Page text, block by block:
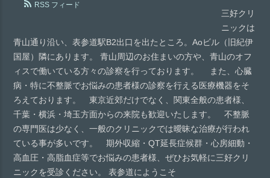
RSS フィード
三好クリ
ニックは
青山通り沿い、表参道駅B2出口を出たところ。Aoビル（旧紀伊
国屋）隣にあります。 青山周辺のお住まいの方や、青山のオフ
ィスで働いている方々の診察を行っております。 また、心臓
病・特に不整脈でお悩みの患者様の診察を行える医療機器をそ
ろえております。 東京近郊だけでなく、関東全般の患者様、
千葉・横浜・埼玉方面からの来院も歓迎いたします。 不整脈
の専門医は少なく、一般のクリニックでは曖昧な治療が行われ
ている事が多いです。 期外収縮・QT延長症候群・心房細動・
高血圧・高脂血症等でお悩みの患者様、ぜひお気軽に三好クリ
ニックを受診ください。 表参道にようこそ